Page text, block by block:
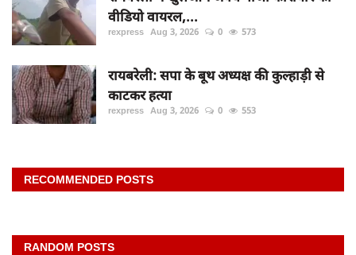
वीडियो वायरल,...
rexpress Aug 3, 2026 0 573
रायबरेली: सपा के बूथ अध्यक्ष की कुल्हाड़ी से
काटकर हत्या
rexpress Aug 3, 2026 0 553
RECOMMENDED POSTS
RANDOM POSTS